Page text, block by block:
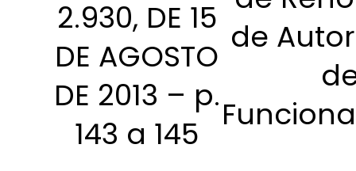
2.930, DE 15
DE AGOSTO
DE 2013 – p.
143 a 145
de